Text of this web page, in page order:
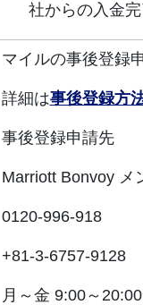
社からの入金完
マイルの事後登録
詳細は事後登録方
事後登録申請先
Marriott Bonvoy メ
0120-996-918
+81-3-6757-9128
月～金 9:00～20:00